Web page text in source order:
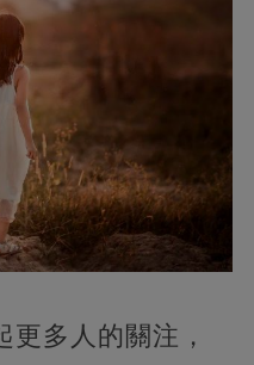
多人的關注，